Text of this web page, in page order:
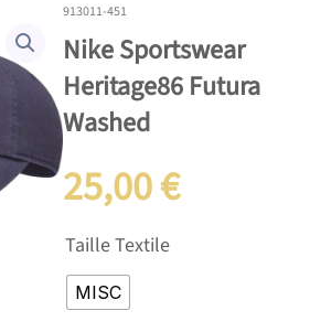
913011-451
Nike Sportswear
Heritage86 Futura
Washed
25,00€
Taille Textile
MISC
quantité
de
Nike
Sportswear